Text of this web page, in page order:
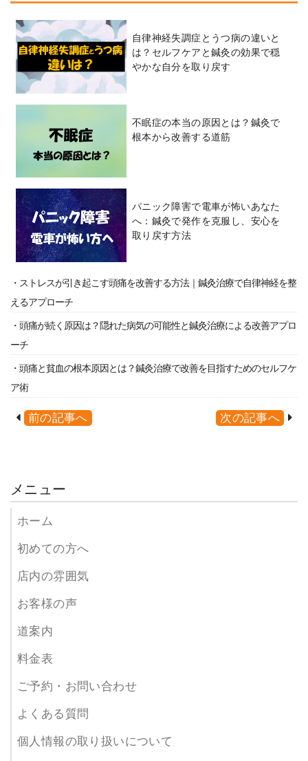
自律神経失調症とうつ病の違いと
は？セルフケアと鍼灸の効果で穏
やかな自分を取り戻す
不眠症の本当の原因とは？鍼灸で
根本から改善する道筋
パニック障害で電車が怖いあなた
へ：鍼灸で発作を克服し、安心を
取り戻す方法
・ストレスが引き起こす頭痛を改善する方法｜鍼灸治療で自律神経を整
えるアプローチ
・頭痛が続く原因は？隠れた病気の可能性と鍼灸治療による改善アプロ
ーチ
・頭痛と貧血の根本原因とは？鍼灸治療で改善を目指すためのセルフケ
ア術
前の記事へ 次の記事へ
メニュー
ホーム
初めての方へ
店内の雰囲気
お客様の声
道案内
料金表
ご予約・お問い合わせ
よくある質問
個人情報の取り扱いについて